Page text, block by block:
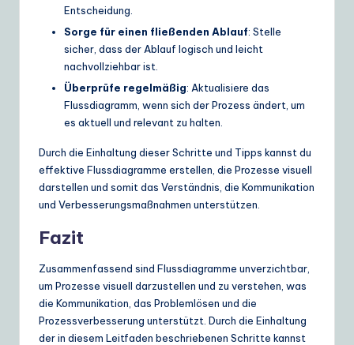
Entscheidung.
Sorge für einen fließenden Ablauf: Stelle
sicher, dass der Ablauf logisch und leicht
nachvollziehbar ist.
Überprüfe regelmäßig: Aktualisiere das
Flussdiagramm, wenn sich der Prozess ändert, um
es aktuell und relevant zu halten.
Durch die Einhaltung dieser Schritte und Tipps kannst du
effektive Flussdiagramme erstellen, die Prozesse visuell
darstellen und somit das Verständnis, die Kommunikation
und Verbesserungsmaßnahmen unterstützen.
Fazit
Zusammenfassend sind Flussdiagramme unverzichtbar,
um Prozesse visuell darzustellen und zu verstehen, was
die Kommunikation, das Problemlösen und die
Prozessverbesserung unterstützt. Durch die Einhaltung
der in diesem Leitfaden beschriebenen Schritte kannst